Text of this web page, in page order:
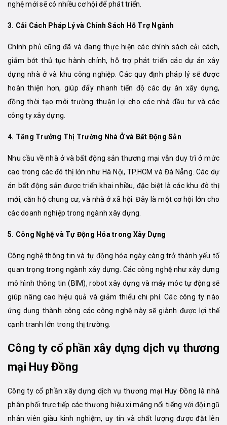
nghệ mới sẽ có nhiều cơ hội để phát triển.
3. Cải Cách Pháp Lý và Chính Sách Hỗ Trợ Ngành
Chính phủ cũng đã và đang thực hiện các chính sách cải cách,
giảm bớt thủ tục hành chính, hỗ trợ phát triển các dự án xây
dựng nhà ở và khu công nghiệp. Các quy định pháp lý sẽ được
hoàn thiện hơn, giúp đẩy nhanh tiến độ các dự án xây dựng,
đồng thời tạo môi trường thuận lợi cho các nhà đầu tư và các
công ty xây dựng.
4. Tăng Trưởng Thị Trường Nhà Ở và Bất Động Sản
Nhu cầu về nhà ở và bất động sản thương mại vẫn duy trì ở mức
cao trong các đô thị lớn như Hà Nội, TP.HCM và Đà Nẵng. Các dự
án bất động sản được triển khai nhiều, đặc biệt là các khu đô thị
mới, căn hộ chung cư, và nhà ở xã hội. Đây là một cơ hội lớn cho
các doanh nghiệp trong ngành xây dựng.
5. Công Nghệ và Tự Động Hóa trong Xây Dựng
Công nghệ thông tin và tự động hóa ngày càng trở thành yếu tố
quan trọng trong ngành xây dựng. Các công nghệ như xây dựng
mô hình thông tin (BIM), robot xây dựng và máy móc tự động sẽ
giúp nâng cao hiệu quả và giảm thiểu chi phí. Các công ty nào
ứng dụng thành công các công nghệ này sẽ giành được lợi thế
cạnh tranh lớn trong thị trường.
Công ty cổ phần xây dựng dịch vụ thương
mại Huy Đồng
Công ty cổ phần xây dựng dịch vụ thương mại Huy Đồng là nhà
phân phối trực tiếp các thương hiệu xi măng nổi tiếng với đội ngũ
nhân viên giàu kinh nghiệm, uy tín và chất lượng được đặt lên